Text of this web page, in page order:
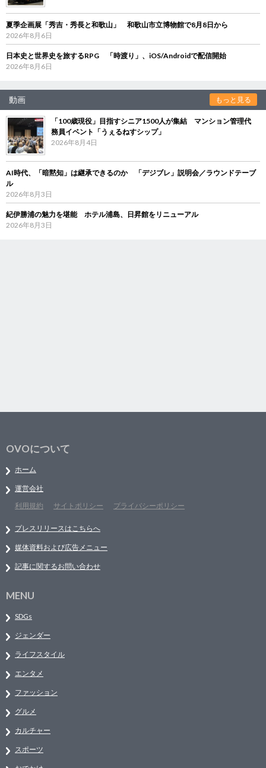
夏季企画展「秀吉・秀長と和歌山」 和歌山市立博物館で8月8日から
2026年8月6日
日本史と世界史を旅するRPG 「時渡り」、iOS/Androidで配信開始
2026年8月6日
動画 もっと見る
「100歳現役」目指すシニア1500人が集結 マンション管理代
務員イベント「うぇるねすシップ」
2026年8月4日
AI時代、「暗黙知」は継承できるのか 「デジブレ」説明会／ラウンドテーブ
ル
2026年8月3日
紀伊勝浦の魅力を堪能 ホテル浦島、日昇館をリニューアル
2026年8月3日
OVOについて
ホーム
運営会社
利用規約
サイトポリシー プライバシーポリシー
プレスリリースはこちらへ
媒体資料および広告メニュー
記事に関するお問い合わせ
MENU
SDGs
ジェンダー
ライフスタイル
エンタメ
ファッション
グルメ
カルチャー
スポーツ